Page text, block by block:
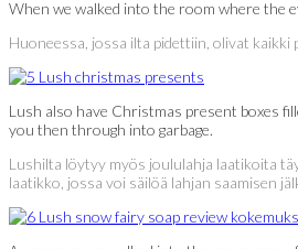
When we walked into the room where the
Huoneessa, jossa ilta pidettiin, olivat
Lush also have Christmas present boxes
you then through into garbage.
Lushilta löytyy myös joululahja laatikoita
laatikko, jossa voi säilöä lahjan saamisen